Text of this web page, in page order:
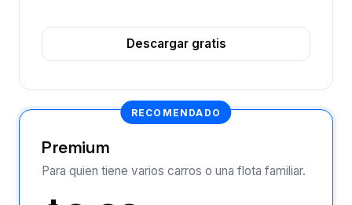
Descargar gratis
RECOMENDADO
Premium
Para quien tiene varios carros o una flota familiar.